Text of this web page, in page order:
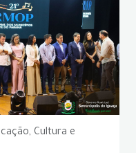
Cultura e